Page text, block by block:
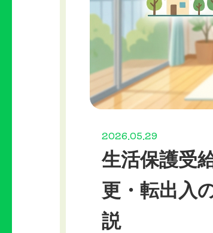
2026.05.29
生活保護受
更・転出入
説